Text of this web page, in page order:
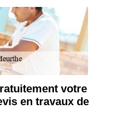
votre
en travaux de